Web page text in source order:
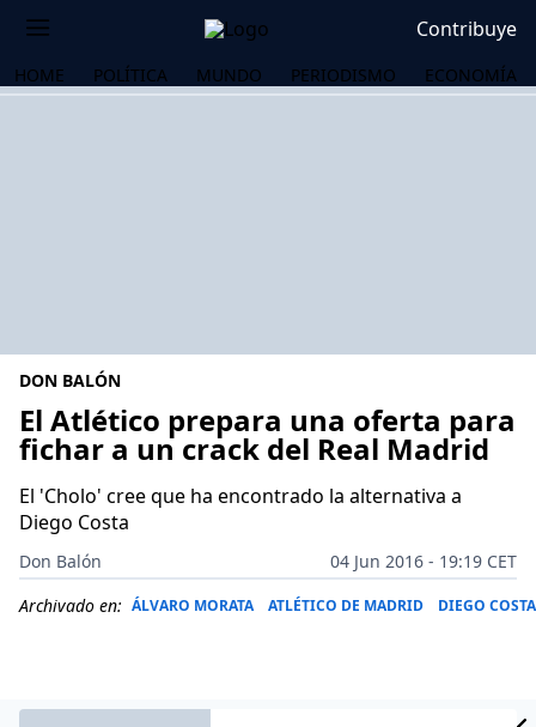
Contribuye
HOME POLÍTICA MUNDO PERIODISMO ECONOMÍA
DON BALÓN
El Atlético prepara una oferta para
fichar a un crack del Real Madrid
El 'Cholo' cree que ha encontrado la alternativa a
Diego Costa
Don Balón
04 Jun 2016 - 19:19 CET
Archivado en: ÁLVARO MORATA ATLÉTICO DE MADRID DIEGO COSTA